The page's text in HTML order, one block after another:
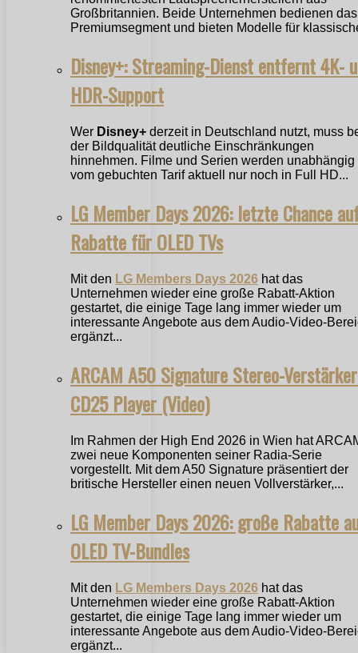
Großbritannien. Beide Unternehmen bedienen das
Premiumsegment und bieten Modelle für
Disney+: Streaming-Dienst entfernt 4K-
HDR-Support
Wer Disney+ derzeit in Deutschland nutzt, muss
der Bildqualität deutliche Einschränkungen
hinnehmen. Filme und Serien werden unabhängig
vom gebuchten Tarif aktuell nur noch in Full HD...
LG Member Days 2026: letzte Chance
Rabatte für OLED TVs
Mit den LG Members Days 2026 hat das
Unternehmen wieder eine große Rabatt-Aktion
gestartet, die einige Tage lang immer wieder um
interessante Angebote aus dem Audio-Video-
ergänzt...
ARCAM A50 Signature Stereo-
CD25 Player (Video)
Im Rahmen der High End 2026 in Wien hat
zwei neue Komponenten seiner Radia-Serie
vorgestellt. Mit dem A50 Signature präsentiert der
britische Hersteller einen neuen Vollverstärker,...
LG Member Days 2026: große Rabatte
OLED TV-Bundles
Mit den LG Members Days 2026 hat das
Unternehmen wieder eine große Rabatt-Aktion
gestartet, die einige Tage lang immer wieder um
interessante Angebote aus dem Audio-Video-
ergänzt...